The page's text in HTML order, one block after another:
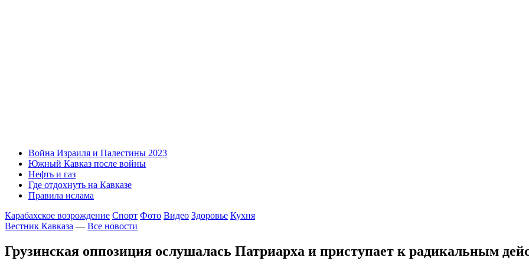
Война Израиля и Палестины 2023
Южный Кавказ после войны
Нефть и газ
Где отдохнуть на Кавказе
Правила ислама
Карабахское возрождение Спорт Фото Видео Здоровье Кухня
Вестник Кавказа — Все новости
Грузинская оппозиция ослушалась Патриарха и приступает к радикальным